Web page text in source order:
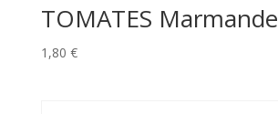
TOMATES Marmande
1,80 €